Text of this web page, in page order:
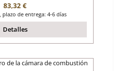
Precio normal:
83,32 €
plazo de entrega: 4-6 días
Detalles